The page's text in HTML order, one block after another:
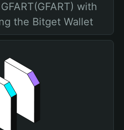
with
the Bitget Wallet